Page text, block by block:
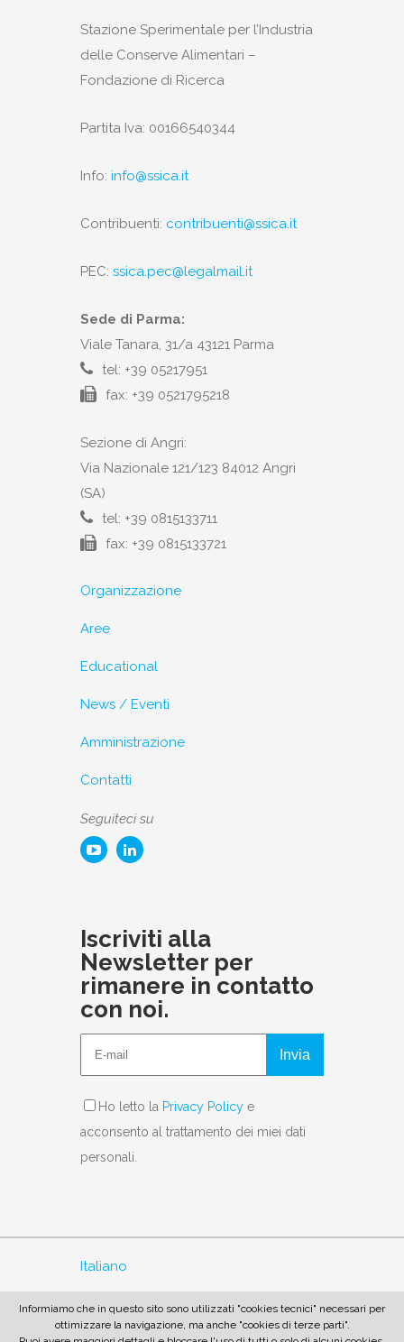
Stazione Sperimentale per l’Industria
delle Conserve Alimentari –
Fondazione di Ricerca
Partita Iva: 00166540344
Info: info@ssica.it
Contribuenti: contribuenti@ssica.it
PEC: ssica.pec@legalmail.it
Sede di Parma:
Viale Tanara, 31/a 43121 Parma
tel: +39 05217951
fax: +39 0521795218
Sezione di Angri:
Via Nazionale 121/123 84012 Angri
(SA)
tel: +39 0815133711
fax: +39 0815133721
Organizzazione
Aree
Educational
News / Eventi
Amministrazione
Contatti
Seguiteci su
Iscriviti alla
Newsletter per
rimanere in contatto
con noi.
Invia
Ho letto la Privacy Policy e
acconsento al trattamento dei miei dati
personali.
Italiano
English
Informiamo che in questo sito sono utilizzati "cookies tecnici" necessari per
ottimizzare la navigazione, ma anche "cookies di terze parti".